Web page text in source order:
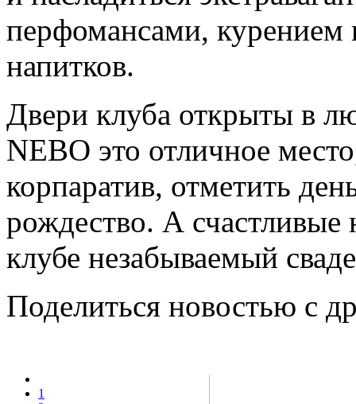
перфомансами, курением
напитков.
Двери клуба открыты в
NEBO это отличное
корпаратив, отметить
рождество. А счастливые
клубе незабываемый
Поделиться новостью с
1